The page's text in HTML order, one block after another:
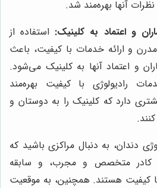
آنها بهره‌مند شد.
و اعتماد به کلینیک: استفاده از
مدرن و ارائه خدمات با کیفیت، باعث
و اعتماد آنها به کلینیک می‌شود.
رادیولوژی با کیفیت بهره‌مند
دارد که کلینیک را به دوستان و
دندان، به دنبال مراکزی باشید که
کادر متخصص و مجرب، و سابقه
کیفیت هستند. همچنین، به موقعیت